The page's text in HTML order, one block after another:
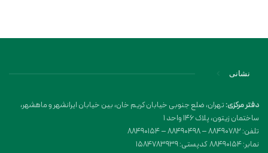
نشانی
دفتر مرکزی:تهران، ضلع جنوبی خیابان کریم خان، بین خیابان ایرانشهر و ماهشهر،
ساختمان زیتون، پلاک 146 واحد 1
تلفن: 88490782 – 88490498 – 88490154
نمابر: 88490154 کدپستی: 1584783939